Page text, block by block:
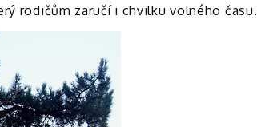
rodičům zaručí i chvilku volného času.